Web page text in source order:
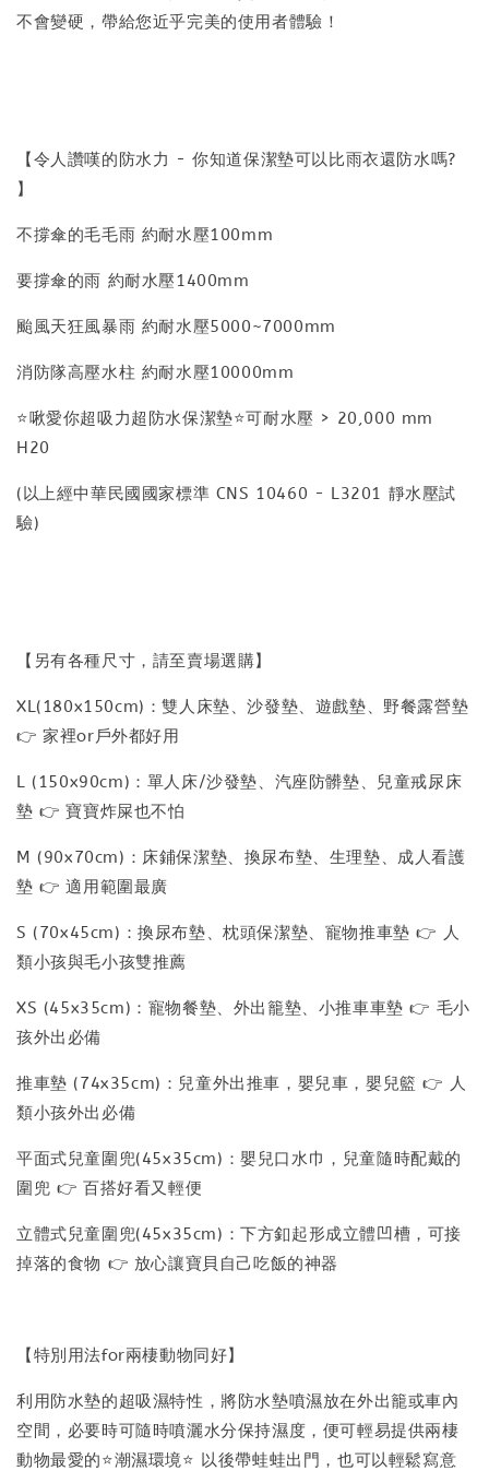
不會變硬，帶給您近乎完美的使用者體驗！
【令人讚嘆的防水力 - 你知道保潔墊可以比雨衣還防水嗎?
】
不撐傘的毛毛雨 約耐水壓100mm
要撐傘的雨 約耐水壓1400mm
颱風天狂風暴雨 約耐水壓5000~7000mm
消防隊高壓水柱 約耐水壓10000mm
⭐️啾愛你超吸力超防水保潔墊⭐️可耐水壓 > 20,000 mm
H20
(以上經中華民國國家標準 CNS 10460 - L3201 靜水壓試
驗)
【另有各種尺寸，請至賣場選購】
XL(180x150cm)：雙人床墊、沙發墊、遊戲墊、野餐露營墊
👉 家裡or戶外都好用
L (150x90cm)：單人床/沙發墊、汽座防髒墊、兒童戒尿床
墊 👉 寶寶炸屎也不怕
M (90x70cm)：床鋪保潔墊、換尿布墊、生理墊、成人看護
墊 👉 適用範圍最廣
S (70x45cm)：換尿布墊、枕頭保潔墊、寵物推車墊 👉 人
類小孩與毛小孩雙推薦
XS (45x35cm)：寵物餐墊、外出籠墊、小推車車墊 👉 毛小
孩外出必備
推車墊 (74x35cm)：兒童外出推車，嬰兒車，嬰兒籃 👉 人
類小孩外出必備
平面式兒童圍兜(45x35cm)：嬰兒口水巾，兒童隨時配戴的
圍兜 👉 百搭好看又輕便
立體式兒童圍兜(45x35cm)：下方釦起形成立體凹槽，可接
掉落的食物 👉 放心讓寶貝自己吃飯的神器
【特別用法for兩棲動物同好】
利用防水墊的超吸濕特性，將防水墊噴濕放在外出籠或車內
空間，必要時可隨時噴灑水分保持濕度，便可輕易提供兩棲
動物最愛的⭐️潮濕環境⭐️ 以後帶蛙蛙出門，也可以輕鬆寫意